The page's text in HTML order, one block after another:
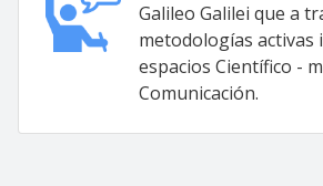
Galileo Galilei que a
metodologías activas
espacios Científico -
Comunicación.